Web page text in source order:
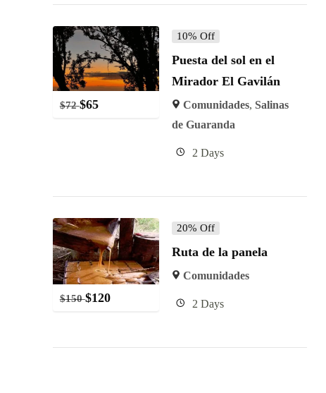
$72 $65
10% Off
Puesta del sol en el
Mirador El Gavilán
Comunidades, Salinas
de Guaranda
2 Days
$150 $120
20% Off
Ruta de la panela
Comunidades
2 Days